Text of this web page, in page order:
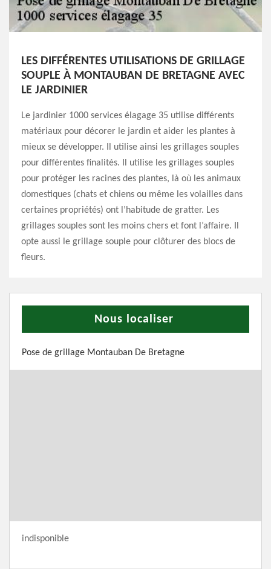
LES DIFFÉRENTES UTILISATIONS DE GRILLAGE
SOUPLE À MONTAUBAN DE BRETAGNE AVEC
LE JARDINIER
Le jardinier 1000 services élagage 35 utilise différents
matériaux pour décorer le jardin et aider les plantes à
mieux se développer. Il utilise ainsi les grillages souples
pour différentes finalités. Il utilise les grillages souples
pour protéger les racines des plantes, là où les animaux
domestiques (chats et chiens ou même les volailles dans
certaines propriétés) ont l’habitude de gratter. Les
grillages souples sont les moins chers et font l’affaire. Il
opte aussi le grillage souple pour clôturer des blocs de
fleurs.
Nous localiser
Pose de grillage Montauban De Bretagne
indisponible